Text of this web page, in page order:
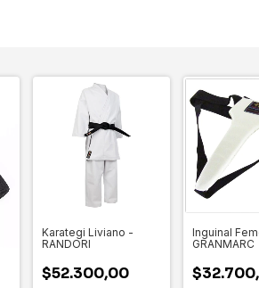
Karategi Liviano -
RANDORI
$52.300,00
Inguinal
GRANMARC